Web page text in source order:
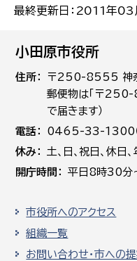
最終更新日：2011年03
小田原市役所
住所
〒250-8555 神
郵便物は「〒250-
で届きます）
電話
0465-33-1300（
休み
土､日､祝日、休
開庁時間
平日8時30分
市役所へのアクセス
組織一覧
お問い合わせ・市への